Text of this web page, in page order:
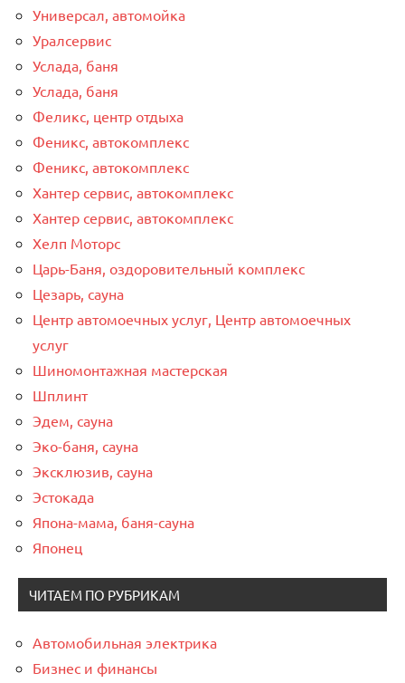
Универсал, автомойка
Уралсервис
Услада, баня
Услада, баня
Феликс, центр отдыха
Феникс, автокомплекс
Феникс, автокомплекс
Хантер сервис, автокомплекс
Хантер сервис, автокомплекс
Хелп Моторс
Царь-Баня, оздоровительный комплекс
Цезарь, сауна
Центр автомоечных услуг, Центр автомоечных
услуг
Шиномонтажная мастерская
Шплинт
Эдем, сауна
Эко-баня, сауна
Эксклюзив, сауна
Эстокада
Япона-мама, баня-сауна
Японец
ЧИТАЕМ ПО РУБРИКАМ
Автомобильная электрика
Бизнес и финансы